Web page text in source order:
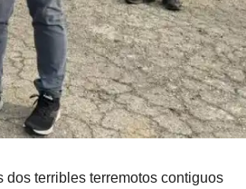
terribles terremotos contiguos